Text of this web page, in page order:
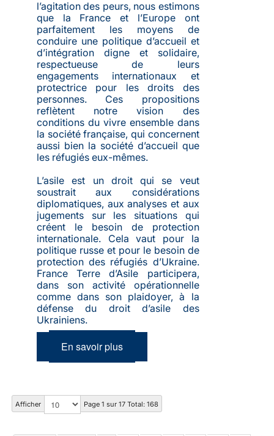
l’agitation des peurs, nous estimons
que la France et l’Europe ont
parfaitement les moyens de
conduire une politique d’accueil et
d’intégration digne et solidaire,
respectueuse de leurs
engagements internationaux et
protectrice pour les droits des
personnes. Ces propositions
reflètent notre vision des
conditions du vivre ensemble dans
la société française, qui concernent
aussi bien la société d’accueil que
les réfugiés eux-mêmes.
L’asile est un droit qui se veut
soustrait aux considérations
diplomatiques, aux analyses et aux
jugements sur les situations qui
créent le besoin de protection
internationale. Cela vaut pour la
politique russe et pour le besoin de
protection des réfugiés d’Ukraine.
France Terre d’Asile participera,
dans son activité opérationnelle
comme dans son plaidoyer, à la
défense du droit d’asile des
Ukrainiens.
En savoir plus
Afficher Page 1 sur 17 Total: 168